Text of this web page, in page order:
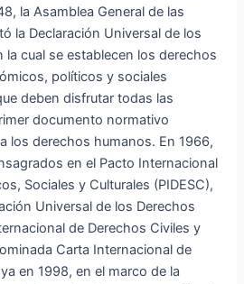
la Asamblea General de las
la Declaración Universal de los
la cual se establecen los derechos
políticos y sociales
deben disfrutar todas las
documento normativo
los derechos humanos. En 1966,
en el Pacto Internacional
Sociales y Culturales (PIDESC),
Universal de los Derechos
de Derechos Civiles y
Carta Internacional de
en 1998, en el marco de la